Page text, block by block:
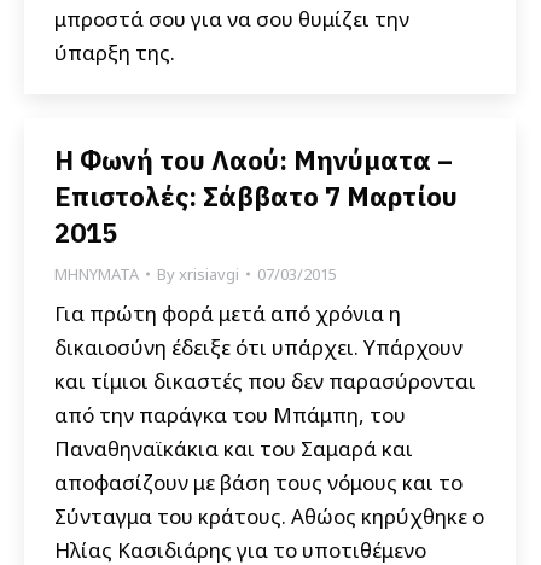
μπροστά σου για να σου θυμίζει την
ύπαρξη της.
Η Φωνή του Λαού: Μηνύματα –
Επιστολές: Σάββατο 7 Μαρτίου
2015
ΜΗΝΥΜΑΤΑ Byxrisiavgi 07/03/2015
Για πρώτη φορά μετά από χρόνια η
δικαιοσύνη έδειξε ότι υπάρχει. Υπάρχουν
και τίμιοι δικαστές που δεν παρασύρονται
από την παράγκα του Μπάμπη, του
Παναθηναϊκάκια και του Σαμαρά και
αποφασίζουν με βάση τους νόμους και το
Σύνταγμα του κράτους. Αθώος κηρύχθηκε ο
Ηλίας Κασιδιάρης για το υποτιθέμενο